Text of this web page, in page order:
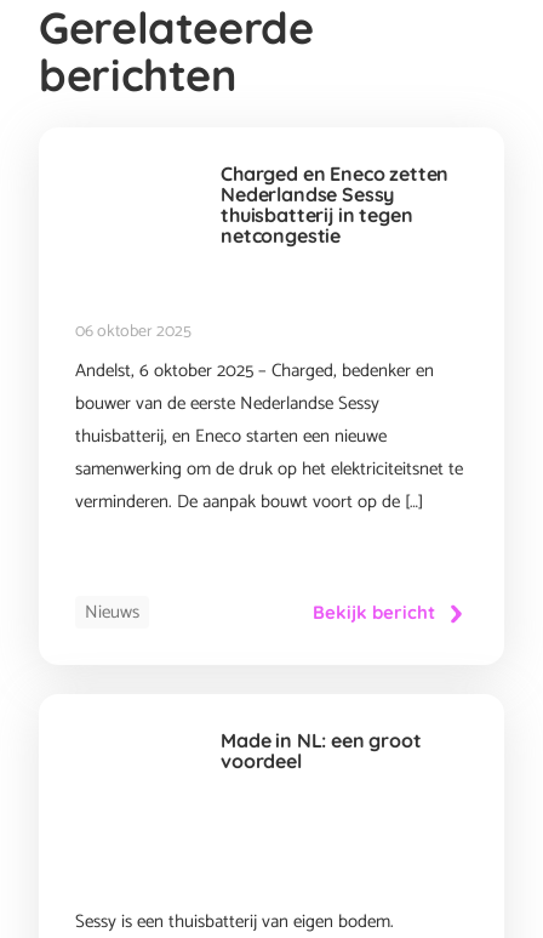
Gerelateerde
berichten
Charged en Eneco zetten
Nederlandse Sessy
thuisbatterij in tegen
netcongestie
06 oktober 2025
Andelst, 6 oktober 2025 – Charged, bedenker en
bouwer van de eerste Nederlandse Sessy
thuisbatterij, en Eneco starten een nieuwe
samenwerking om de druk op het elektriciteitsnet te
verminderen. De aanpak bouwt voort op de […]
Nieuws Bekijk bericht
Made in NL: een groot
voordeel
Sessy is een thuisbatterij van eigen bodem.